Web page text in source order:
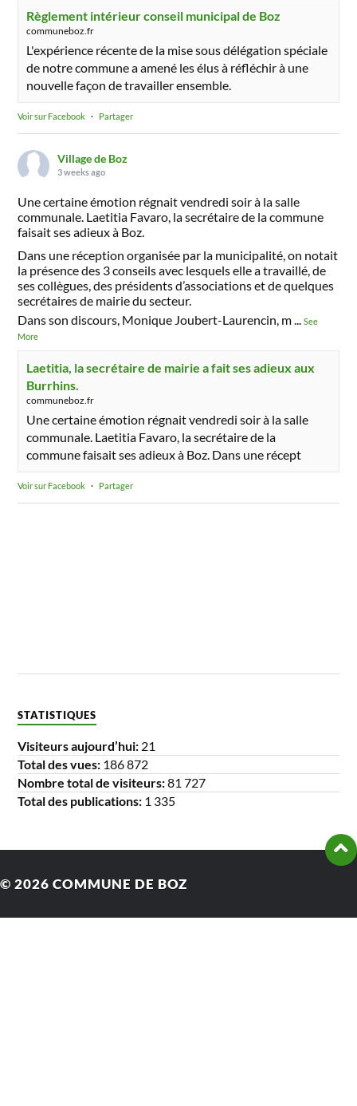
Règlement intérieur conseil municipal de Boz
communeboz.fr
L'expérience récente de la mise sous délégation spéciale
de notre commune a amené les élus à réfléchir à une
nouvelle façon de travailler ensemble.
Voir sur Facebook · Partager
Village de Boz
3 weeks ago
Une certaine émotion régnait vendredi soir à la salle
communale. Laetitia Favaro, la secrétaire de la commune
faisait ses adieux à Boz.
Dans une réception organisée par la municipalité, on notait
la présence des 3 conseils avec lesquels elle a travaillé, de
ses collègues, des présidents d’associations et de quelques
secrétaires de mairie du secteur.
Dans son discours, Monique Joubert-Laurencin, m
...See
More
Laetitia, la secrétaire de mairie a fait ses adieux aux
Burrhins.
communeboz.fr
Une certaine émotion régnait vendredi soir à la salle
communale. Laetitia Favaro, la secrétaire de la
commune faisait ses adieux à Boz. Dans une récept
Voir sur Facebook · Partager
STATISTIQUES
Visiteurs aujourd’hui: 21
Total des vues: 186 872
Nombre total de visiteurs:81 727
Total des publications: 1 335
© 2026 COMMUNE DE BOZ